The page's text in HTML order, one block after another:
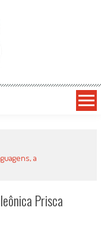
a
Prisca